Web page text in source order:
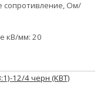
сопротивление, Ом/
кВ/мм: 20
12/4 черн (КВТ)